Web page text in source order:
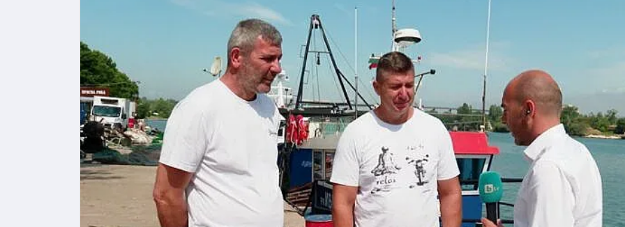
КУЛТУРА
ПРАВОСЪДИЕ
КРИМИ
ВЯРА
ОБЯВИ